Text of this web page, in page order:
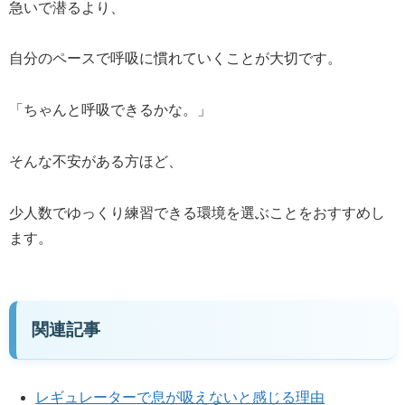
急いで潜るより、
自分のペースで呼吸に慣れていくことが大切です。
「ちゃんと呼吸できるかな。」
そんな不安がある方ほど、
少人数でゆっくり練習できる環境を選ぶことをおすすめし
ます。
関連記事
レギュレーターで息が吸えないと感じる理由